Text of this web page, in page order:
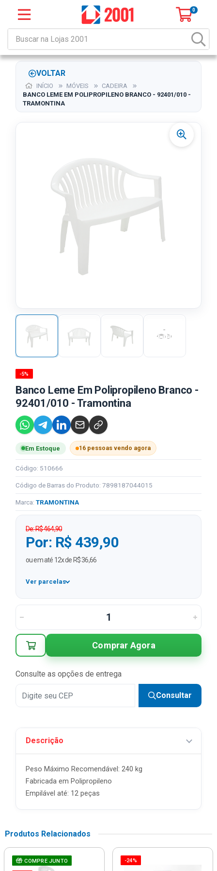
0
VOLTAR
INÍCIO MÓVEIS
CADEIRA
BANCO LEME EM POLIPROPILENO BRANCO - 92401/010 -
TRAMONTINA
-5%
Banco Leme Em Polipropileno Branco -
92401/010 - Tramontina
Em Estoque 16 pessoas vendo agora
Código: 510666
Código de Barras do Produto: 7898187044015
Marca: TRAMONTINA
De: R$ 464,90
Por: R$ 439,90
ou em até 12x de R$ 36,66
Ver parcelas
1x R$ 439,90
3x R$ 146,63 sem juros
4x R$ 109,98 sem juros
5x
7x R$ 62,84 sem juros
9x
11x
12x
Comprar Agora
Consulte as opções de entrega
Consultar
Descrição
Peso Máximo Recomendável: 240 kg
Fabricada em Polipropileno
Empilável até: 12 peças
Produtos Relacionados
COMPRE JUNTO -24%